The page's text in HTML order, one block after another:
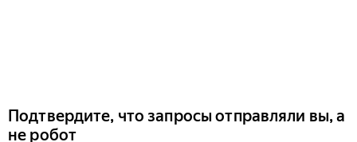
Подтвердите, что запросы отправляли вы, а
не робот